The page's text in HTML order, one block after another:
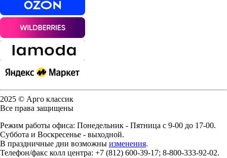
2025 © Арго классик
Все права защищены
Режим работы офиса: Понедельник - Пятница с 9-00 до 17-00.
Суббота и Воскресенье - выходной.
В праздничные дни возможны изменения.
Телефон/факс колл центра: +7 (812) 600-39-17; 8-800-333-92-02.